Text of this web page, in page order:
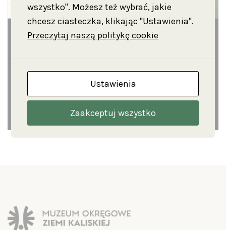
wszystko". Możesz też wybrać, jakie
chcesz ciasteczka, klikając "Ustawienia".
Przeczytaj naszą politykę cookie
Ustawienia
Zaakceptuj wszystko